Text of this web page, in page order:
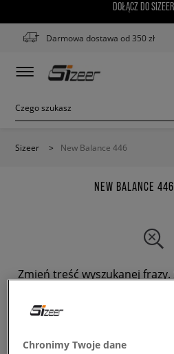
DOŁĄCZ DO
Darmowa dostawa od 350 zł
Sizeer > New Balance 446
NEW BALANCE
Zmień treść wyszukanej
Chronimy Twoje dane